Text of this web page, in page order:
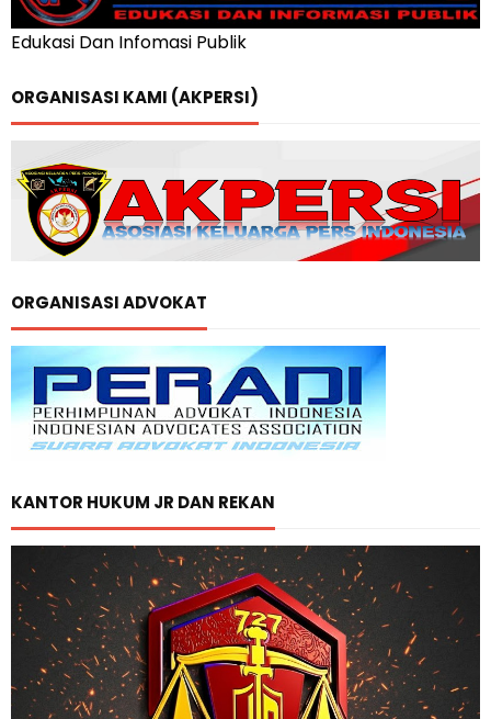
Edukasi Dan Infomasi Publik
ORGANISASI KAMI (AKPERSI)
ORGANISASI ADVOKAT
KANTOR HUKUM JR DAN REKAN